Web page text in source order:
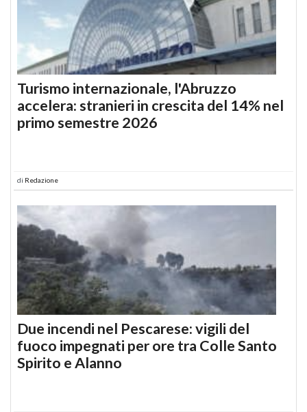
Turismo internazionale, l'Abruzzo
accelera: stranieri in crescita del 14% nel
primo semestre 2026
di Redazione
Due incendi nel Pescarese: vigili del
fuoco impegnati per ore tra Colle Santo
Spirito e Alanno